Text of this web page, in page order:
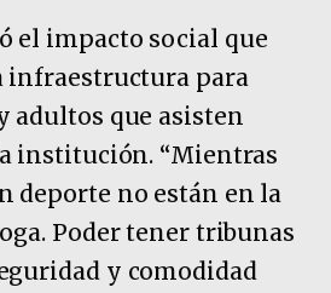
el impacto social que
infraestructura para
adultos que asisten
institución. “Mientras
deporte no están en la
Poder tener tribunas
y comodidad